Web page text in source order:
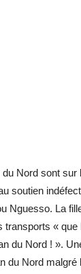
du Nord sont
soutien
Nguesso. La
transports «
du Nord ! ».
du Nord malgré